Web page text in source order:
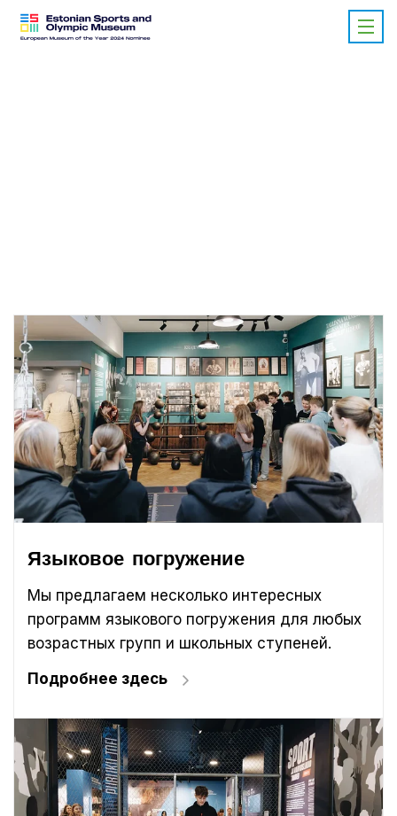
Языковое погружение
Мы предлагаем несколько интересных
программ языкового погружения для любых
возрастных групп и школьных ступеней.
Подробнее здесь